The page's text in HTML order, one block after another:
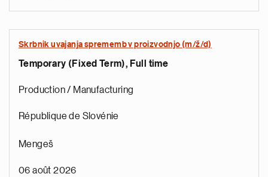
Skrbnik uvajanja sprememb v proizvodnjo (m/ž/d)
Temporary (Fixed Term), Full time
Production / Manufacturing
République de Slovénie
Mengeš
06 août 2026